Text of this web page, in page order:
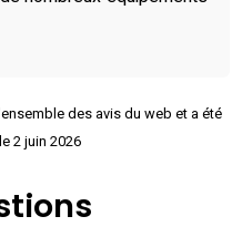
des avis du web et a été
2 juin 2026